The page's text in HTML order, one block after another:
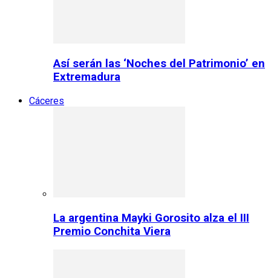
Así serán las ‘Noches del Patrimonio’ en
Extremadura
Cáceres
La argentina Mayki Gorosito alza el III
Premio Conchita Viera